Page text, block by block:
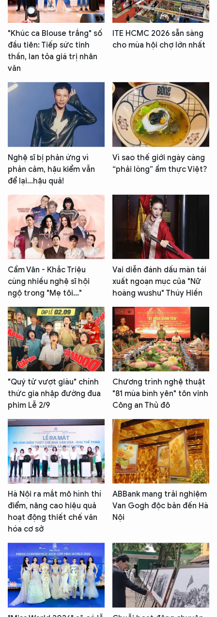
"Khúc ca Blouse trắng" số
đầu tiên: Tiếp sức tinh
thần, lan tỏa giá trị nhân
văn
ITE HCMC 2026 sẵn sàng
cho mùa hội chợ lớn nhất
Nghệ sĩ bị phản ứng vì
phản cảm, hậu kiểm vẫn
để lại...hậu quả!
Vì sao thế giới ngày càng
“phải lòng” ẩm thực Việt?
Cẩm Vân - Khắc Triệu
cùng nhiều nghệ sĩ hội
ngộ trong "Mẹ tôi..."
Vai diễn đánh dấu màn tái
xuất ngoạn mục của "Nữ
hoàng wushu" Thúy Hiền
"Quý tử vượt giàu" chính
thức gia nhập đường đua
phim Lễ 2/9
Chương trình nghệ thuật
"81 mùa bình yên" tôn vinh
Công an Thủ đô
Hà Nội ra mắt mô hình thí
điểm, nâng cao hiệu quả
hoạt động thiết chế văn
hóa cơ sở
ABBank mang trải nghiệm
Van Gogh độc bản đến Hà
Nội